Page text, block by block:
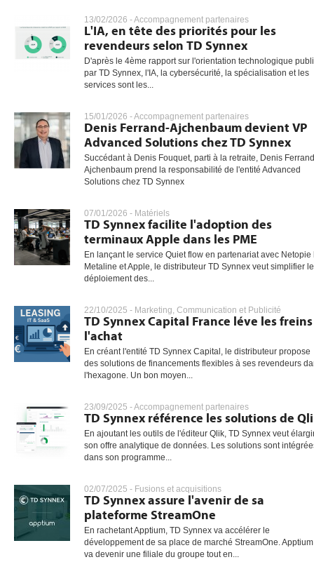
13/02/2026 -Accompagnement partenaires
L'IA, en tête des priorités pour les
revendeurs selon TD Synnex
D'après le 4ème rapport sur l'orientation technologique
par TD Synnex, l'IA, la cybersécurité, la spécialisation et les
services sont les...
15/01/2026 -Accompagnement partenaires
Denis Ferrand-Ajchenbaum devient VP
Advanced Solutions chez TD Synnex
Succédant à Denis Fouquet, parti à la retraite, Denis
Ajchenbaum prend la responsabilité de l'entité Advanced
Solutions chez TD Synnex
07/01/2026 - Matériels
TD Synnex facilite l'adoption des
terminaux Apple dans les PME
En lançant le service Quiet flow en partenariat avec Netopie
Metaline et Apple, le distributeur TD Synnex veut simplifier le
déploiement des...
22/10/2025 - Marketing, Communication et Publicité
TD Synnex Capital France léve les
l'achat
En créant l'entité TD Synnex Capital, le distributeur propose
des solutions de financements flexibles à ses revendeurs
l'hexagone. Un bon moyen...
23/09/2025 -Accompagnement partenaires
TD Synnex référence les solutions de
En ajoutant les outils de l'éditeur Qlik, TD Synnex veut
son offre analytique de données. Les solutions sont
dans son programme...
02/07/2025 - Fusions et acquisitions
TD Synnex assure l'avenir de sa
plateforme StreamOne
En rachetant Apptium, TD Synnex va accélérer le
développement de sa place de marché StreamOne. Apptium
va devenir une filiale du groupe tout en...